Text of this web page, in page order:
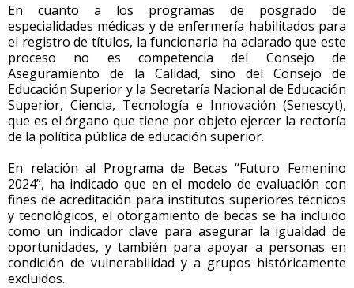
En cuanto a los programas de posgrado de
especialidades médicas y de enfermería habilitados para
el registro de títulos, la funcionaria ha aclarado que este
proceso no es competencia del Consejo de
Aseguramiento de la Calidad, sino del Consejo de
Educación Superior y la Secretaría Nacional de Educación
Superior, Ciencia, Tecnología e Innovación (Senescyt),
que es el órgano que tiene por objeto ejercer la rectoría
de la política pública de educación superior.
En relación al Programa de Becas “Futuro Femenino
2024”, ha indicado que en el modelo de evaluación con
fines de acreditación para institutos superiores técnicos
y tecnológicos, el otorgamiento de becas se ha incluido
como un indicador clave para asegurar la igualdad de
oportunidades, y también para apoyar a personas en
condición de vulnerabilidad y a grupos históricamente
excluidos.